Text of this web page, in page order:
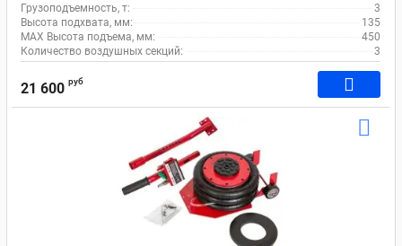
Грузоподъемность, т:
3
Высота подхвата, мм:
135
MAX Высота подъема, мм:
450
Количество воздушных секций:
3
21 600 руб